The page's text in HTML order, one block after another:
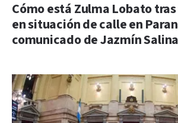
Cómo está Zulma Lobato
en situación de calle en
comunicado de Jazmín